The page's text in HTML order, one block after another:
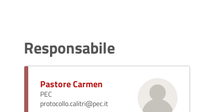
Responsabile
Pastore Carmen
PEC
protocollo.calitri@pec.it